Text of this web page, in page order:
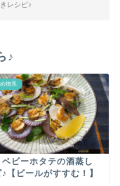
レシピ♪
♪
物系
ビーホタテの酒蒸し
【ビールがすすむ！】